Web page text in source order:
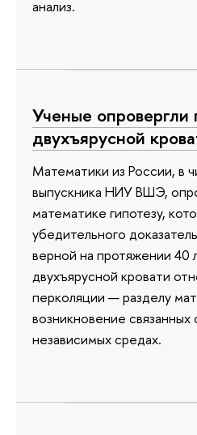
анализ.
Ученые опровергли
двухъярусной
Математики из России, в
выпускника НИУ ВШЭ,
математике гипотезу,
убедительного
верной на протяжении 40
двухъярусной кровати
перколяции — разделу
возникновение связанных
независимых средах.